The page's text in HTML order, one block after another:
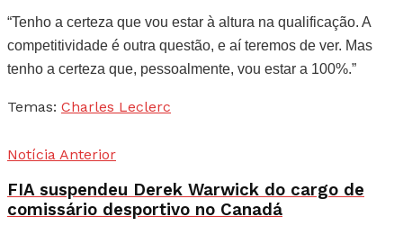
“Tenho a certeza que vou estar à altura na qualificação. A
competitividade é outra questão, e aí teremos de ver. Mas
tenho a certeza que, pessoalmente, vou estar a 100%.”
Temas: Charles Leclerc
Notícia Anterior
FIA suspendeu Derek Warwick do cargo de
comissário desportivo no Canadá